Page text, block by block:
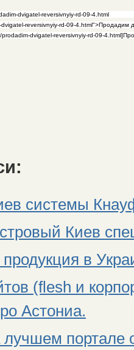
системы
Киев
продукция в
(flesh и
Астониа.
портале